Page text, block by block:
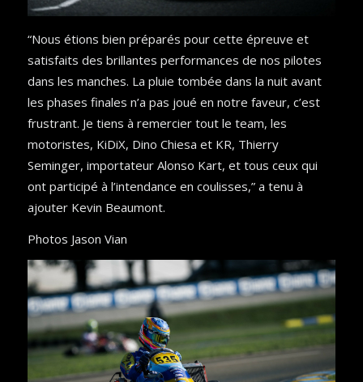
“Nous étions bien préparés pour cette épreuve et
satisfaits des brillantes performances de nos pilotes
dans les manches. La pluie tombée dans la nuit avant
les phases finales n’a pas joué en notre faveur, c’est
frustrant. Je tiens à remercier tout le team, les
motoristes, KiDiX, Dino Chiesa et KR, Thierry
Seminger, importateur Alonso Kart, et tous ceux qui
ont participé à l’intendance en coulisses,” a tenu à
ajouter Kevin Beaumont.
Photos Jason Vian